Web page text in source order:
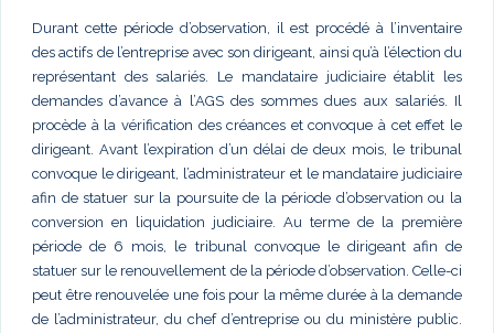
Durant cette période d’observation, il est procédé à l’inventaire
des actifs de l’entreprise avec son dirigeant, ainsi qu’à l’élection du
représentant des salariés. Le mandataire judiciaire établit les
demandes d’avance à l’AGS des sommes dues aux salariés. Il
procède à la vérification des créances et convoque à cet effet le
dirigeant. Avant l’expiration d’un délai de deux mois, le tribunal
convoque le dirigeant, l’administrateur et le mandataire judiciaire
afin de statuer sur la poursuite de la période d’observation ou la
conversion en liquidation judiciaire. Au terme de la première
période de 6 mois, le tribunal convoque le dirigeant afin de
statuer sur le renouvellement de la période d’observation. Celle-ci
peut être renouvelée une fois pour la même durée à la demande
de l’administrateur, du chef d’entreprise ou du ministère public.